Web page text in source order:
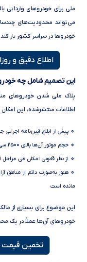
می‌تواند محدودیت‌های چندساله
خودروها در سراسر کشور باز
اطلاع دقیق و
این تصمیم شامل چه
پلاک ملی شدن خودروهای
اطلاعات منتشرشده، این
🔹 پیش از ابلاغ آیین‌نامه اجرایی
🔹 حجم موتور آن‌ها بالای ۲۵۰۰ سی‌سی است
🔹 از نظر قانونی امکان طی مراحل
🔹 هنوز به‌صورت دائم از مناطق
مانده است
این موضوع برای بسیاری از
خودروهای آن‌ها عملاً در یک
تخمین قیمت